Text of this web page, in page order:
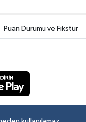
Puan Durumu ve Fikstür